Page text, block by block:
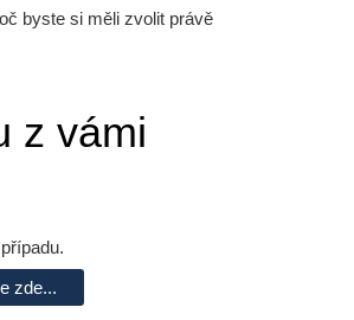
byste si měli zvolit právě
z vámi
zde...